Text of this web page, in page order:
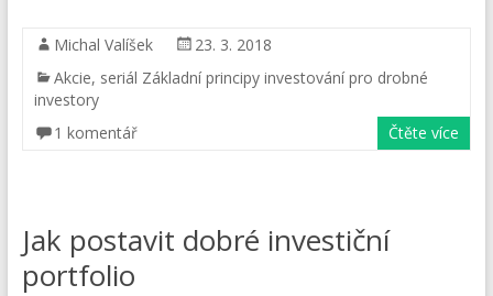
Michal Valíšek
23. 3. 2018
Akcie, seriál Základní principy investování pro drobné
investory
1 komentář
Čtěte více
Jak postavit dobré investiční
portfolio